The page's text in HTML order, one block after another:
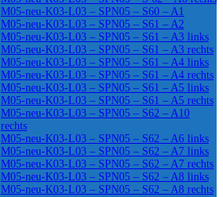
M05-neu-K03-L03 – SPN05 – S60 – A1
M05-neu-K03-L03 – SPN05 – S61 – A2
M05-neu-K03-L03 – SPN05 – S61 – A3 links
M05-neu-K03-L03 – SPN05 – S61 – A3 rechts
M05-neu-K03-L03 – SPN05 – S61 – A4 links
M05-neu-K03-L03 – SPN05 – S61 – A4 rechts
M05-neu-K03-L03 – SPN05 – S61 – A5 links
M05-neu-K03-L03 – SPN05 – S61 – A5 rechts
M05-neu-K03-L03 – SPN05 – S62 – A10
rechts
M05-neu-K03-L03 – SPN05 – S62 – A6 links
M05-neu-K03-L03 – SPN05 – S62 – A7 links
M05-neu-K03-L03 – SPN05 – S62 – A7 rechts
M05-neu-K03-L03 – SPN05 – S62 – A8 links
M05-neu-K03-L03 – SPN05 – S62 – A8 rechts